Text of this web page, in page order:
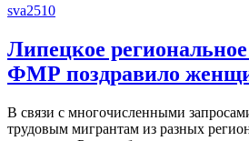
sva2510
Липецкое
ФМР поздравило
В связи с многочисленными
трудовым мигрантам из разных